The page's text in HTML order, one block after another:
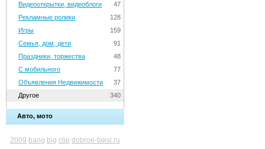
47
Видеооткрытки, видеоблоги
128
Рекламные ролики
159
Игры
91
Семья, дом, дети
48
Праздники, торжества
77
С мобильного
37
Объявления Недвижимости
340
Другое
Авто, мото
2009 bang big clip dobroe-taksi.ru